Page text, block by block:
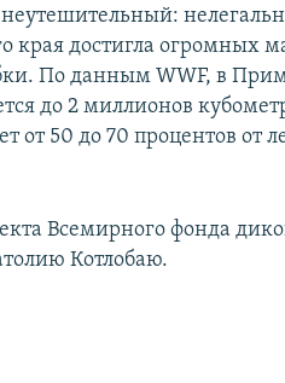
края достигла огромных
По данным WWF, в
до 2 миллионов
от 50 до 70 процентов от
Всемирного фонда
Котлобаю.